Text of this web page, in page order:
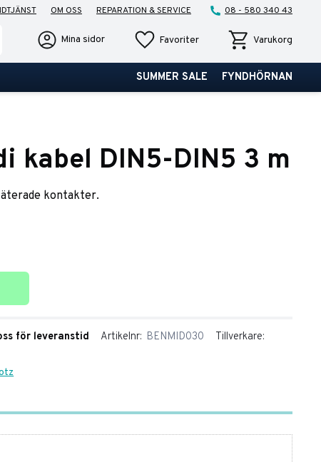
OM OSS REPARATION & SERVICE 08 - 580 340 43
Mina sidor FavoriterFavoriter KundvagnVarukorg
SUMMER SALE FYNDHÖRNAN
kabel DIN5-DIN5 3 m
kontakter.
för leveranstid Artikelnr BENMID030
Tillverkare